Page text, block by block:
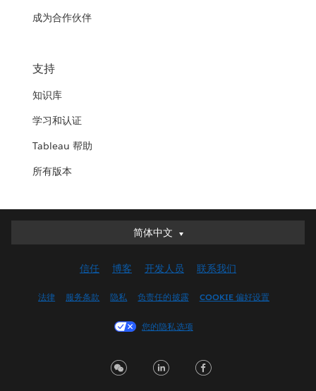
成为合作伙伴
支持
知识库
学习和认证
Tableau 帮助
所有版本
简体中文
简体中文
English (UK)
Français (Canada)
Italiano
信任 博客 开发人员 联系我们
法律 服务条款 隐私 负责任的披露 COOKIE 偏好设置
您的隐私选项